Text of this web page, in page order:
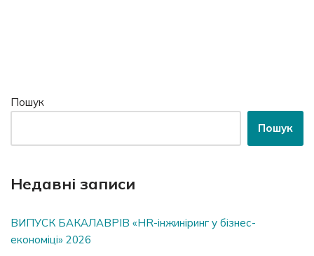
Пошук
Пошук
Недавні записи
ВИПУСК БАКАЛАВРІВ «HR-інжиніринг у бізнес-
економіці» 2026